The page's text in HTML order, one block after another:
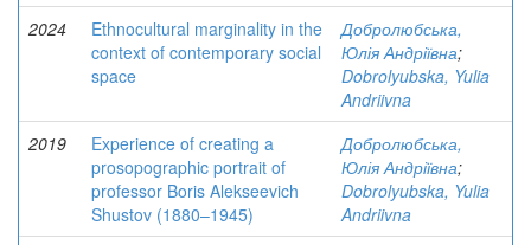
2024
Ethnocultural marginality in the
context of contemporary social
space
Добролюбська,
Юлія Андріївна;
Dobrolyubska, Yulia
Andriivna
2019
Experience of creating a
prosopographic portrait of
professor Boris Alekseevich
Shustov (1880–1945)
Добролюбська,
Юлія Андріївна;
Dobrolyubska, Yulia
Andriivna